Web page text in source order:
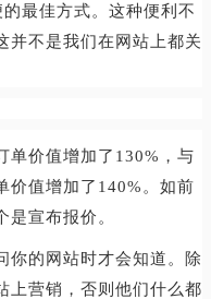
最佳方式。这种便利不
并不是我们在网站上都关
单价值增加了130%，与
价值增加了140%。如前
是宣布报价。
你的网站时才会知道。除
上营销，否则他们什么都